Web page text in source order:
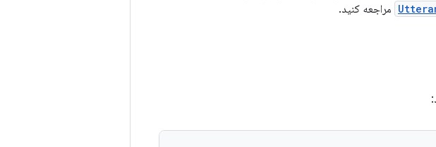
مراجعه کنید.